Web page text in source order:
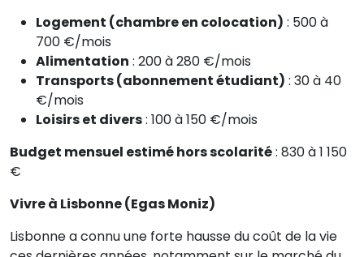
Logement (chambre en colocation) : 500 à
700 €/mois
Alimentation : 200 à 280 €/mois
Transports (abonnement étudiant) : 30 à 40
€/mois
Loisirs et divers: 100 à 150 €/mois
Budget mensuel estimé hors scolarité: 830 à 1 150
€
Vivre à Lisbonne (Egas Moniz)
Lisbonne a connu une forte hausse du coût de la vie